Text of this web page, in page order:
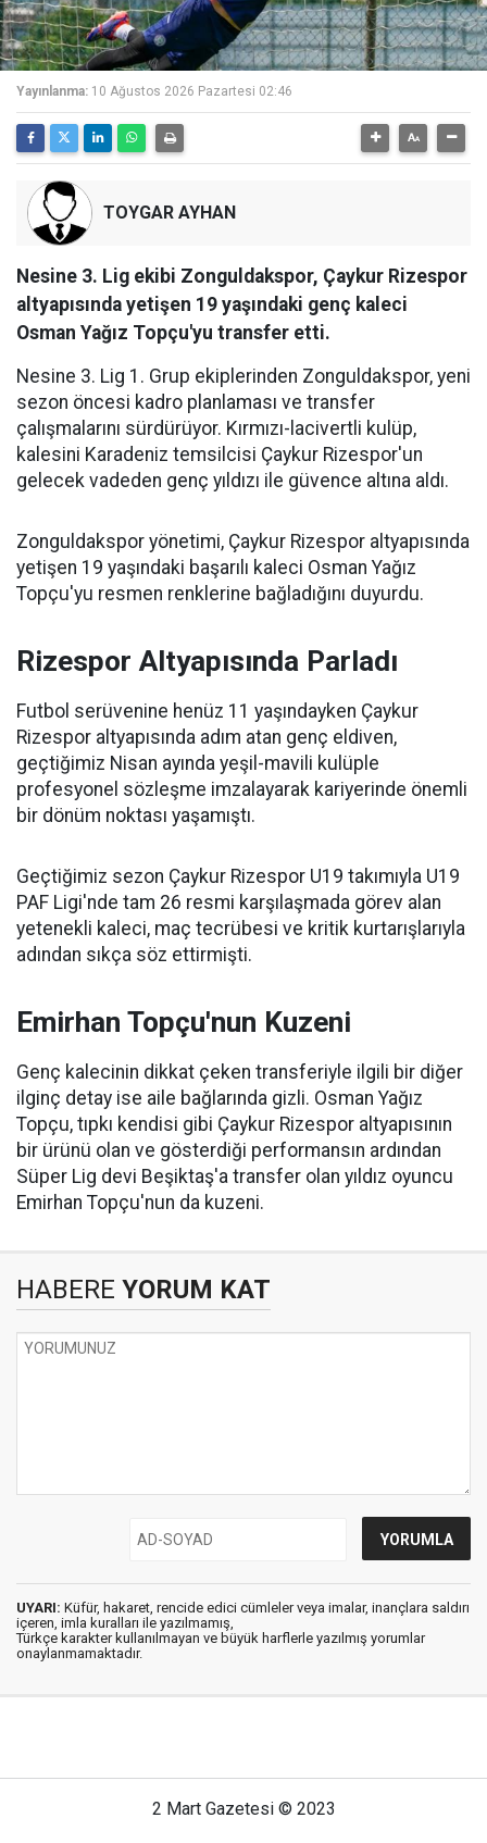
Yayınlanma: 10 Ağustos 2026 Pazartesi 02:46
TOYGAR AYHAN
Nesine 3. Lig ekibi Zonguldakspor, Çaykur Rizespor
altyapısında yetişen 19 yaşındaki genç kaleci
Osman Yağız Topçu'yu transfer etti.
Nesine 3. Lig 1. Grup ekiplerinden Zonguldakspor, yeni
sezon öncesi kadro planlaması ve transfer
çalışmalarını sürdürüyor. Kırmızı-lacivertli kulüp,
kalesini Karadeniz temsilcisi Çaykur Rizespor'un
gelecek vadeden genç yıldızı ile güvence altına aldı.
Zonguldakspor yönetimi, Çaykur Rizespor altyapısında
yetişen 19 yaşındaki başarılı kaleci Osman Yağız
Topçu'yu resmen renklerine bağladığını duyurdu.
Rizespor Altyapısında Parladı
Futbol serüvenine henüz 11 yaşındayken Çaykur
Rizespor altyapısında adım atan genç eldiven,
geçtiğimiz Nisan ayında yeşil-mavili kulüple
profesyonel sözleşme imzalayarak kariyerinde önemli
bir dönüm noktası yaşamıştı.
Geçtiğimiz sezon Çaykur Rizespor U19 takımıyla U19
PAF Ligi'nde tam 26 resmi karşılaşmada görev alan
yetenekli kaleci, maç tecrübesi ve kritik kurtarışlarıyla
adından sıkça söz ettirmişti.
Emirhan Topçu'nun Kuzeni
Genç kalecinin dikkat çeken transferiyle ilgili bir diğer
ilginç detay ise aile bağlarında gizli. Osman Yağız
Topçu, tıpkı kendisi gibi Çaykur Rizespor altyapısının
bir ürünü olan ve gösterdiği performansın ardından
Süper Lig devi Beşiktaş'a transfer olan yıldız oyuncu
Emirhan Topçu'nun da kuzeni.
HABERE YORUM KAT
UYARI: Küfür, hakaret, rencide edici cümleler veya imalar, inançlara saldırı
içeren, imla kuralları ile yazılmamış,
Türkçe karakter kullanılmayan ve büyük harflerle yazılmış yorumlar
onaylanmamaktadır.
2 Mart Gazetesi © 2023